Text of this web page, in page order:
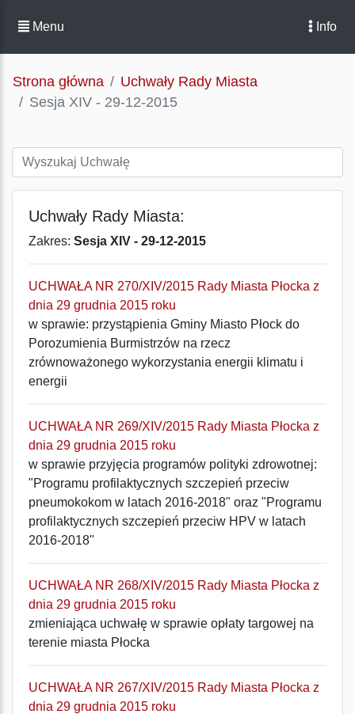
Menu Info
Strona główna
Uchwały Rady Miasta
Sesja XIV - 29-12-2015
Uchwały Rady Miasta:
Zakres: Sesja XIV - 29-12-2015
UCHWAŁA NR 270/XIV/2015 Rady Miasta Płocka z
dnia 29 grudnia 2015 roku
w sprawie: przystąpienia Gminy Miasto Płock do
Porozumienia Burmistrzów na rzecz
zrównoważonego wykorzystania energii klimatu i
energii
UCHWAŁA NR 269/XIV/2015 Rady Miasta Płocka z
dnia 29 grudnia 2015 roku
w sprawie przyjęcia programów polityki zdrowotnej:
"Programu profilaktycznych szczepień przeciw
pneumokokom w latach 2016-2018" oraz "Programu
profilaktycznych szczepień przeciw HPV w latach
2016-2018"
UCHWAŁA NR 268/XIV/2015 Rady Miasta Płocka z
dnia 29 grudnia 2015 roku
zmieniająca uchwałę w sprawie opłaty targowej na
terenie miasta Płocka
UCHWAŁA NR 267/XIV/2015 Rady Miasta Płocka z
dnia 29 grudnia 2015 roku